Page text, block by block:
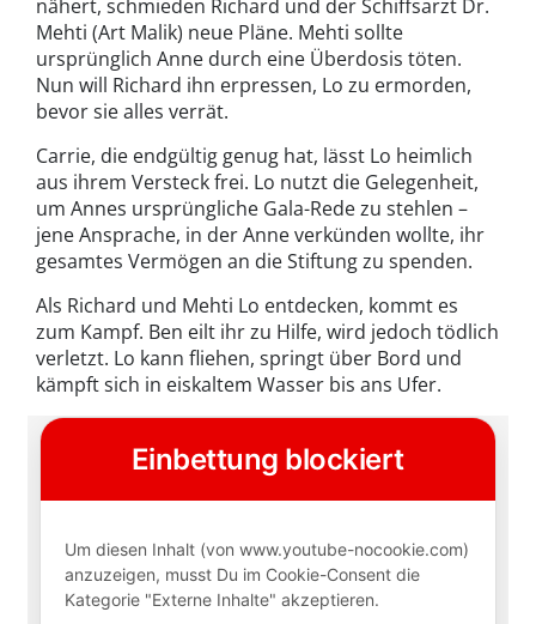
nähert, schmieden Richard und der Schiffsarzt Dr.
Mehti (Art Malik) neue Pläne. Mehti sollte
ursprünglich Anne durch eine Überdosis töten.
Nun will Richard ihn erpressen, Lo zu ermorden,
bevor sie alles verrät.
Carrie, die endgültig genug hat, lässt Lo heimlich
aus ihrem Versteck frei. Lo nutzt die Gelegenheit,
um Annes ursprüngliche Gala-Rede zu stehlen –
jene Ansprache, in der Anne verkünden wollte, ihr
gesamtes Vermögen an die Stiftung zu spenden.
Als Richard und Mehti Lo entdecken, kommt es
zum Kampf. Ben eilt ihr zu Hilfe, wird jedoch tödlich
verletzt. Lo kann fliehen, springt über Bord und
kämpft sich in eiskaltem Wasser bis ans Ufer.